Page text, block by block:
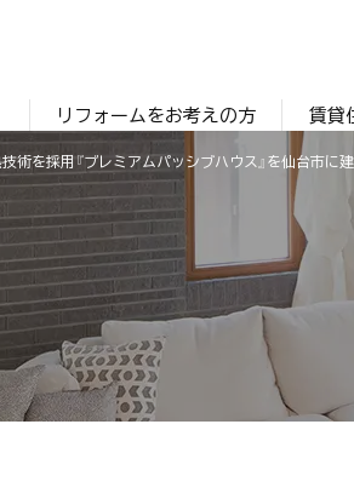
リフォームをお考えの方 賃貸
技術を採用『プレミアムパッシブハウス』を仙台市に